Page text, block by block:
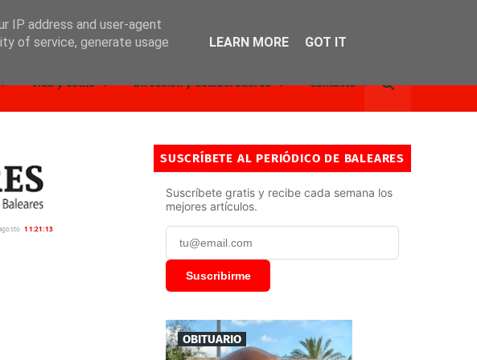
Vida y estilo Dirección y Colaboradores Contacto
11:21:15
SUSCRÍBETE AL PERIÓDICO DE BALEARES
Suscríbete gratis y recibe cada semana los
mejores artículos.
Suscribirme
OBITUARIO
IP address and user-agent
of service, generate usage
LEARN MORE GOT IT